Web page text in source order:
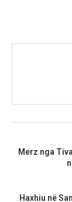
Merz nga
Haxhiu në